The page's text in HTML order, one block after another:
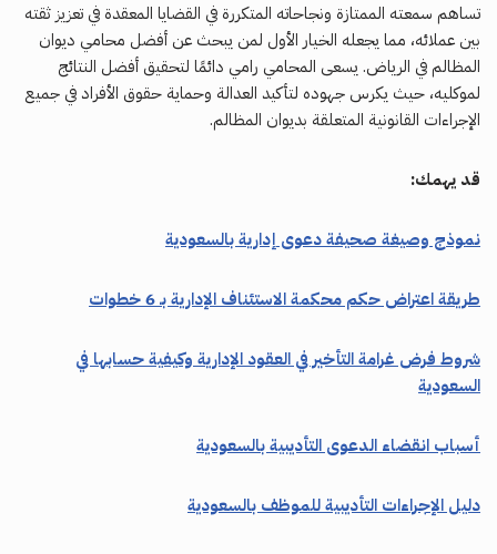
تساهم سمعته الممتازة ونجاحاته المتكررة في القضايا المعقدة في تعزيز ثقته
بين عملائه، مما يجعله الخيار الأول لمن يبحث عن أفضل محامي ديوان
المظالم في الرياض. يسعى المحامي رامي دائمًا لتحقيق أفضل النتائج
لموكليه، حيث يكرس جهوده لتأكيد العدالة وحماية حقوق الأفراد في جميع
الإجراءات القانونية المتعلقة بديوان المظالم.
قد يهمك:
نموذج وصيغة صحيفة دعوى إدارية بالسعودية
طريقة اعتراض حكم محكمة الاستئناف الإدارية بـ 6 خطوات
شروط فرض غرامة التأخير في العقود الإدارية وكيفية حسابها في
السعودية
أسباب انقضاء الدعوى التأديبية بالسعودية
دليل الإجراءات التأديبية للموظف بالسعودية